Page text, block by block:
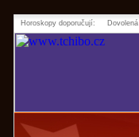
Horoskopy doporučují: Dovolená